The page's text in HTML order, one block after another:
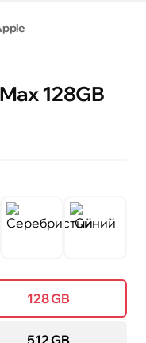
128GB
128 GB
512 GB